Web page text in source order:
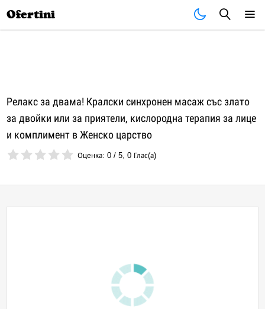
Ofertini
Релакс за двама! Кралски синхронен масаж със злато
за двойки или за приятели, кислородна терапия за лице
и комплимент в Женско царство
Оценка:0 /5,0 Глас(а)